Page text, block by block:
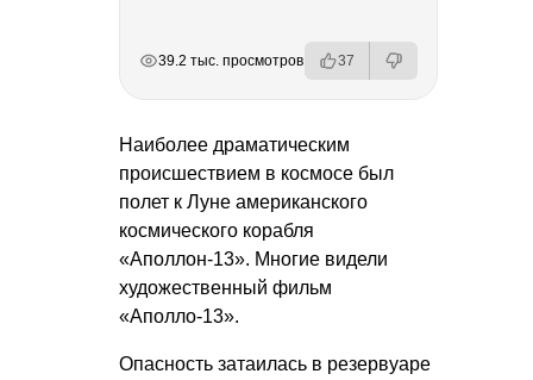
39.2 тыс. просмотров 37
Наиболее драматическим
происшествием в космосе был
полет к Луне американского
космического корабля
«Аполлон-13». Многие видели
художественный фильм
«Аполло-13».
Опасность затаилась в резервуаре